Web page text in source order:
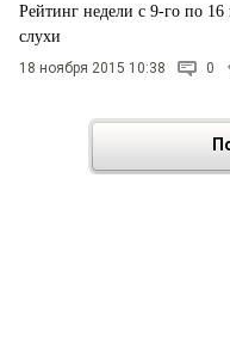
Рейтинг недели с 9-го по 16
слухи
18 ноября 2015 10:38 0